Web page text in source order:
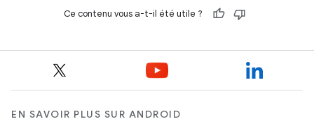
Ce contenu vous a-t-il été utile ?
EN SAVOIR PLUS SUR ANDROID